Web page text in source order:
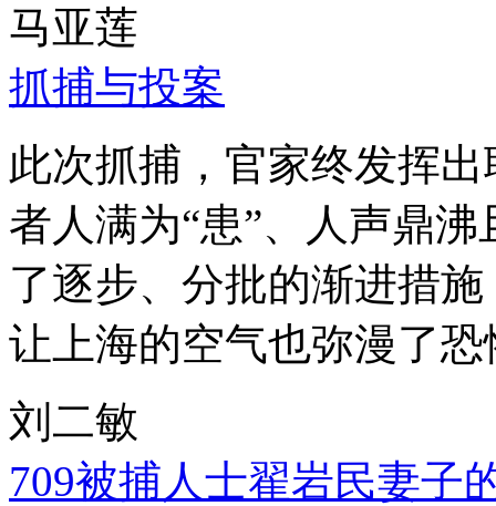
马亚莲
抓捕与投案
此次抓捕，官家终发挥
者人满为“患”、人声鼎
了逐步、分批的渐进措
让上海的空气也弥漫了
刘二敏
709被捕人士翟岩民妻子